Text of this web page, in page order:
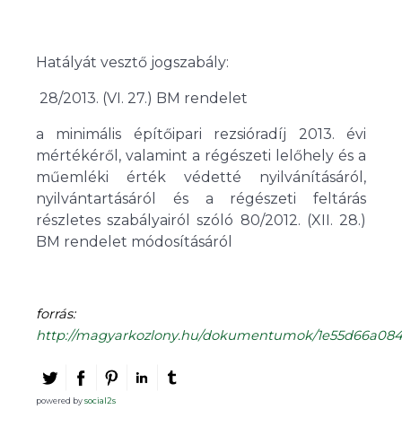
Hatályát vesztő jogszabály:
28/2013. (VI. 27.) BM rendelet
a minimális építőipari rezsióradíj 2013. évi
mértékéről, valamint a régészeti lelőhely és a
műemléki érték védetté nyilvánításáról,
nyilvántartásáról és a régészeti feltárás
részletes szabályairól szóló 80/2012. (XII. 28.)
BM rendelet módosításáról
forrás:
http://magyarkozlony.hu/dokumentumok/
powered bysocial2s